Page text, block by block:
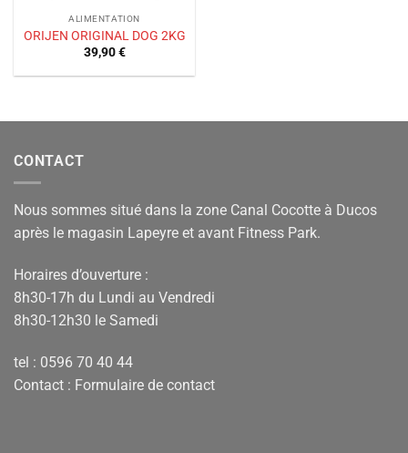
ALIMENTATION
ORIJEN ORIGINAL DOG 2KG
39,90€
CONTACT
Nous sommes situé dans la zone Canal Cocotte à Ducos
après le magasin Lapeyre et avant Fitness Park.
Horaires d’ouverture :
8h30-17h du Lundi au Vendredi
8h30-12h30 le Samedi
tel : 0596 70 40 44
Contact : Formulaire de contact